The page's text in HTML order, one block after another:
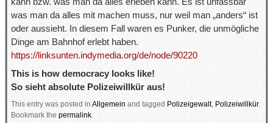
was man da alles mit machen muss, nur weil man „anders“ ist
oder aussieht. In diesem Fall waren es Punker, die unmögliche
Dinge am Bahnhof erlebt haben.
https://linksunten.indymedia.org/de/node/90220
This is how democracy looks like!
So sieht absolute Polizeiwillkür aus!
This entry was posted in Allgemein and tagged Polizeigewalt, Polizeiwillkür.
Bookmark the permalink.